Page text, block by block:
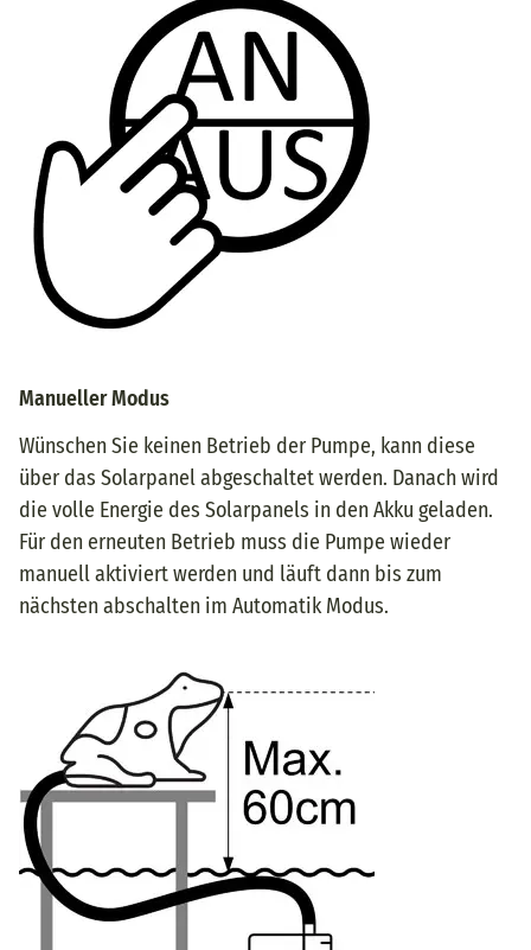
Manueller Modus
Wünschen Sie keinen Betrieb der Pumpe, kann diese
über das Solarpanel abgeschaltet werden. Danach wird
die volle Energie des Solarpanels in den Akku geladen.
Für den erneuten Betrieb muss die Pumpe wieder
manuell aktiviert werden und läuft dann bis zum
nächsten abschalten im Automatik Modus.